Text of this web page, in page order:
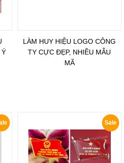
Ý
LÀM HUY HIỆU LOGO CÔNG
TY CỰC ĐẸP, NHIỀU MẪU
MÃ
Sale